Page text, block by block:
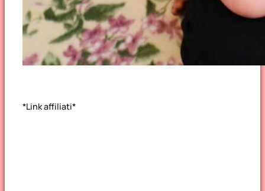
*Link affiliati*